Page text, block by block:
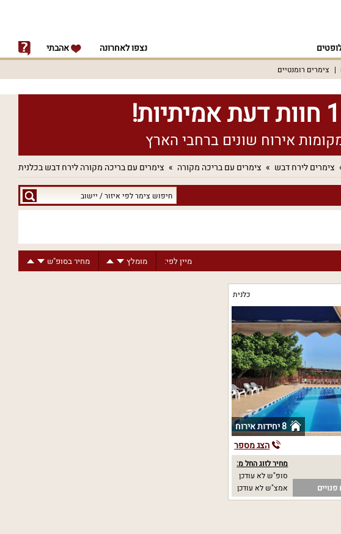
נצפו לאחרונה אהבתי
צימרים רומנטיים
צימרים לירח דבש צימרים עם בריכה מקורה צימרים עם בריכה מקורה לירח דבש בכלנית
חיפוש
צימר
/
יישוב
מיין לפי: מומלץ מחיר בסופ"ש
כלנית
8 יחידות אירוח
הצג מספר
מחיר לזוג החל מ:
סופ"ש לא עודכן
אמצ"ש לא עודכן